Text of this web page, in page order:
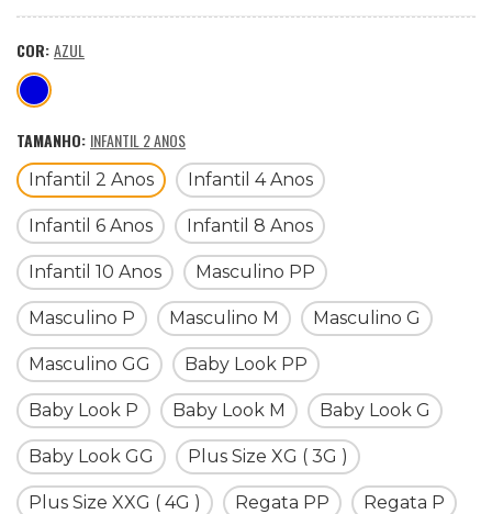
COR:AZUL
TAMANHO: INFANTIL 2 ANOS
Infantil 2 Anos Infantil 4 Anos
Infantil 6 Anos Infantil 8 Anos
Infantil 10 Anos Masculino PP
Masculino P Masculino M Masculino G
Masculino GG Baby Look PP
Baby Look P Baby Look M Baby Look G
Baby Look GG Plus Size XG ( 3G )
Plus Size XXG ( 4G ) Regata PP Regata P